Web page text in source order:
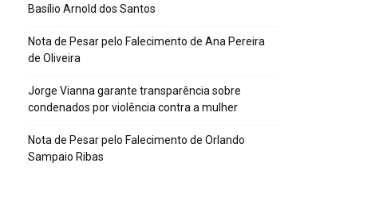
Basílio Arnold dos Santos
Nota de Pesar pelo Falecimento de Ana Pereira
de Oliveira
Jorge Vianna garante transparência sobre
condenados por violência contra a mulher
Nota de Pesar pelo Falecimento de Orlando
Sampaio Ribas